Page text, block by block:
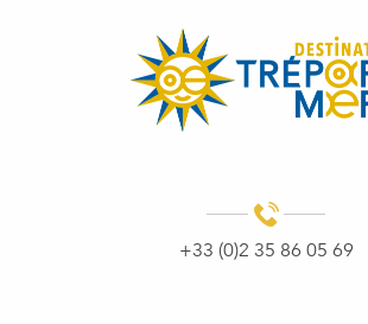
+33 (0)2 35 86 05 69